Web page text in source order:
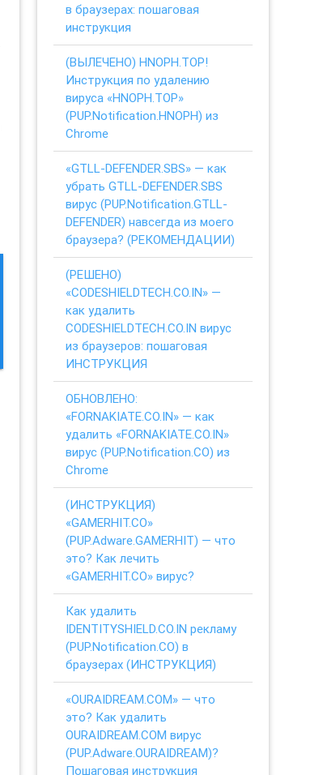
в браузерах: пошаговая
инструкция
(ВЫЛЕЧЕНО) HNOPH.TOP!
Инструкция по удалению
вируса «HNOPH.TOP»
(PUP.Notification.HNOPH) из
Chrome
«GTLL-DEFENDER.SBS» — как
убрать GTLL-DEFENDER.SBS
вирус (PUP.Notification.GTLL-
DEFENDER) навсегда из моего
браузера? (РЕКОМЕНДАЦИИ)
(РЕШЕНО)
«CODESHIELDTECH.CO.IN» —
как удалить
CODESHIELDTECH.CO.IN вирус
из браузеров: пошаговая
ИНСТРУКЦИЯ
ОБНОВЛЕНО:
«FORNAKIATE.CO.IN» — как
удалить «FORNAKIATE.CO.IN»
вирус (PUP.Notification.CO) из
Chrome
(ИНСТРУКЦИЯ)
«GAMERHIT.CO»
(PUP.Adware.GAMERHIT) — что
это? Как лечить
«GAMERHIT.CO» вирус?
Как удалить
IDENTITYSHIELD.CO.IN рекламу
(PUP.Notification.CO) в
браузерах (ИНСТРУКЦИЯ)
«OURAIDREAM.COM» — что
это? Как удалить
OURAIDREAM.COM вирус
(PUP.Adware.OURAIDREAM)?
Пошаговая инструкция